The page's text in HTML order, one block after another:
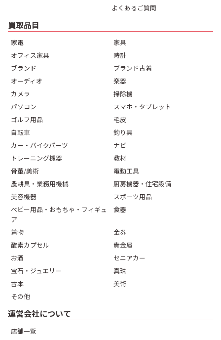
よくあるご質問
買取品目
家電
家具
オフィス家具
時計
ブランド
ブランド古着
オーディオ
楽器
カメラ
掃除機
パソコン
スマホ・タブレット
ゴルフ用品
毛皮
自転車
釣り具
カー・バイクパーツ
ナビ
トレーニング機器
教材
骨董/美術
電動工具
農耕具・業務用機械
厨房機器・住宅設備
美容機器
スポーツ用品
ベビー用品・おもちゃ・フィギュ
ア
食器
着物
金券
酸素カプセル
貴金属
お酒
セニアカー
宝石・ジュエリー
真珠
古本
美術
その他
運営会社について
店舗一覧